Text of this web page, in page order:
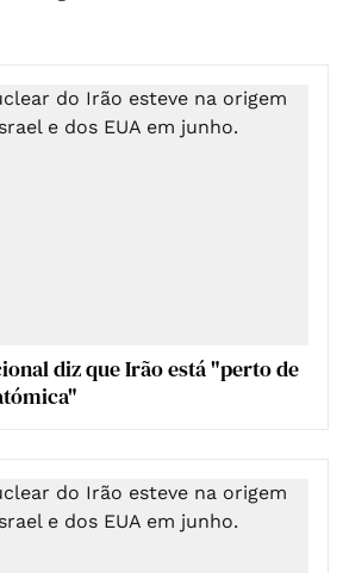
diz que Irão está "perto de